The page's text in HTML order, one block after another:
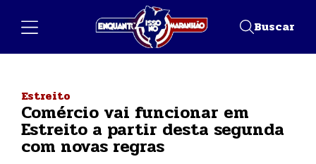
Buscar
Estreito
Comércio vai funcionar em
Estreito a partir desta segunda
com novas regras